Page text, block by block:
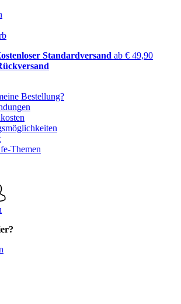
Standardversand ab € 49,90
Bestellung?
Themen